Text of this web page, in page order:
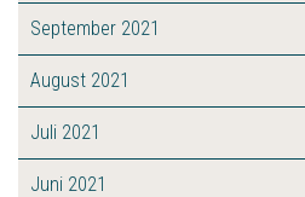
September 2021
August 2021
Juli 2021
Juni 2021